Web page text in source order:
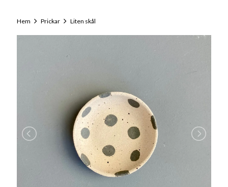
Hem Prickar Liten skål